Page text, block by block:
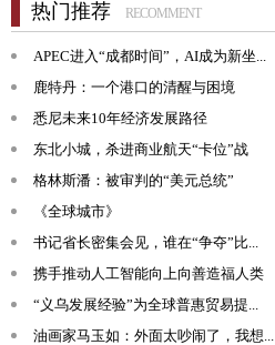
热门推荐 RECOMMENT
APEC进入“成都时间”，AI成为新坐...
鹿特丹：一个港口的清醒与困境
悉尼未来10年经济发展路径
东北小城，杀进商业航天“卡位”战
格林斯潘：被审判的“美元总统”
《全球城市》
书记省长密集会见，谁在“争夺”比...
携手推动人工智能向上向善造福人类
“义乌发展经验”为全球普惠贸易提...
油画家马玉如：外面太吵闹了，我想...